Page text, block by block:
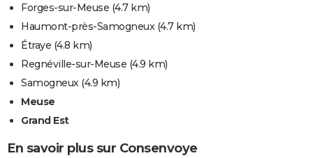
Forges-sur-Meuse (4.7 km)
Haumont-près-Samogneux(4.7 km)
Étraye (4.8 km)
Regnéville-sur-Meuse (4.9 km)
Samogneux(4.9 km)
Meuse
Grand Est
En savoir plus sur Consenvoye